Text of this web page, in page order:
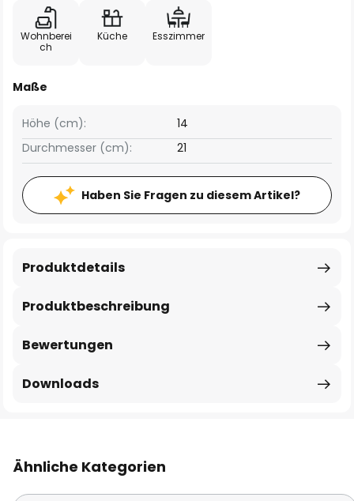
Wohnberei
ch
Küche Esszimmer
Maße
Höhe (cm):
14
Durchmesser (cm):
21
Haben Sie Fragen zu diesem Artikel?
Produktbeschreibung
Produktdetails
Bewertungen
Downloads
Ähnliche Kategorien